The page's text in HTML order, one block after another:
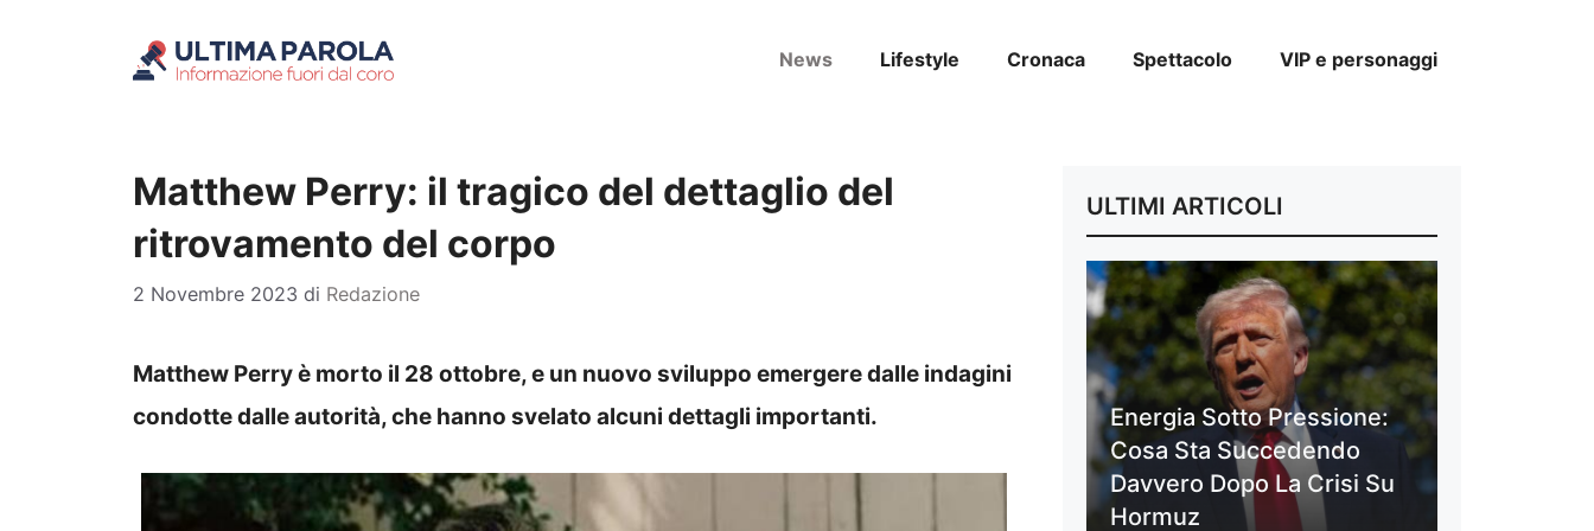
News Lifestyle Cronaca Spettacolo VIP e personaggi
Matthew Perry: il tragico del dettaglio del
ritrovamento del corpo
2 Novembre 2023 di Redazione
Matthew Perry è morto il 28 ottobre, e un nuovo sviluppo emergere dalle indagini
condotte dalle autorità, che hanno svelato alcuni dettagli importanti.
ULTIMI ARTICOLI
Energia Sotto Pressione:
Cosa Sta Succedendo
Davvero Dopo La Crisi Su
Hormuz